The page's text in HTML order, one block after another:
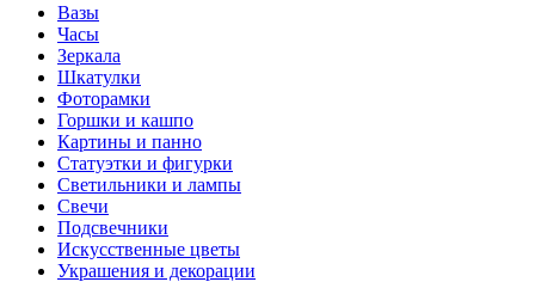
Вазы
Часы
Зеркала
Шкатулки
Фоторамки
Горшки и кашпо
Картины и панно
Статуэтки и фигурки
Светильники и лампы
Свечи
Подсвечники
Искусственные цветы
Украшения и декорации